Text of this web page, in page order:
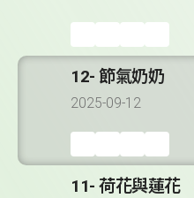
12- 節氣奶奶
2025-09-12
11- 荷花與蓮花